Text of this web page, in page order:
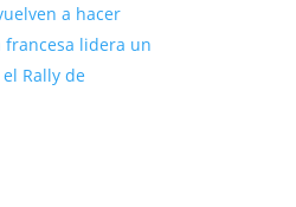
a hacer
lidera un
Rally de